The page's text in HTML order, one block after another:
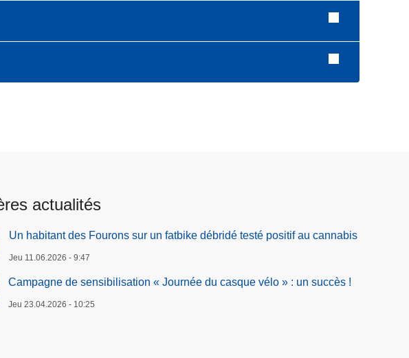
actualités
Un habitant des Fourons sur un fatbike débridé testé positif au cannabis
Jeu 11.06.2026 - 9:47
Campagne de sensibilisation « Journée du casque vélo » : un succès !
Jeu 23.04.2026 - 10:25